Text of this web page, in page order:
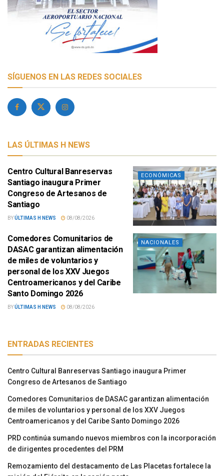
SÍGUENOS EN LAS REDES SOCIALES
LAS ÚLTIMAS H NEWS
ECONÓMICAS
Centro Cultural Banreservas
Santiago inaugura Primer
Congreso de Artesanos de
Santiago
BYÚLTIMAS H NEWS 08/08/2026
NACIONALES
Comedores Comunitarios de
DASAC garantizan alimentación
de miles de voluntarios y
personal de los XXV Juegos
Centroamericanos y del Caribe
Santo Domingo 2026
BYÚLTIMAS H NEWS 08/08/2026
ENTRADAS RECIENTES
Centro Cultural Banreservas Santiago inaugura Primer
Congreso de Artesanos de Santiago
Comedores Comunitarios de DASAC garantizan alimentación
de miles de voluntarios y personal de los XXV Juegos
Centroamericanos y del Caribe Santo Domingo 2026
PRD continúa sumando nuevos miembros con la incorporación
de dirigentes procedentes del PRM
Remozamiento del destacamento de Las Placetas fortalece la